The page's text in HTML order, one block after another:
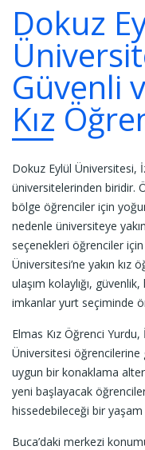
Dokuz
Güvenli
Kız
Dokuz Eylül Üniversitesi,
üniversitelerinden biridir.
bölge öğrenciler için
nedenle üniversiteye
seçenekleri öğrenciler
Üniversitesi’ne yakın kız
ulaşım kolaylığı,
imkanlar yurt seçiminde
Elmas Kız Öğrenci
Üniversitesi öğrencilerine
uygun bir konaklama
yeni başlayacak
hissedebileceği bir
Buca’daki merkezi